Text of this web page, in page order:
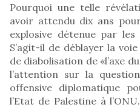
Pourquoi une telle
avoir attendu dix ans
explosive détenue par les
S’agit-il de déblayer la
de diabolisation de «l’axe
l’attention sur la
offensive diplomatique
l’Etat de Palestine à